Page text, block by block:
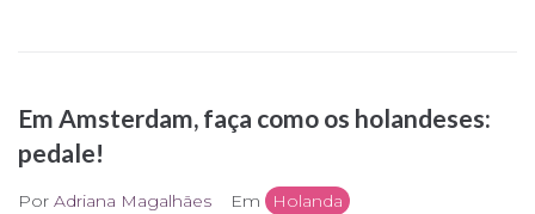
Em Amsterdam, faça como os holandeses:
pedale!
Por Adriana Magalhães Em
Holanda